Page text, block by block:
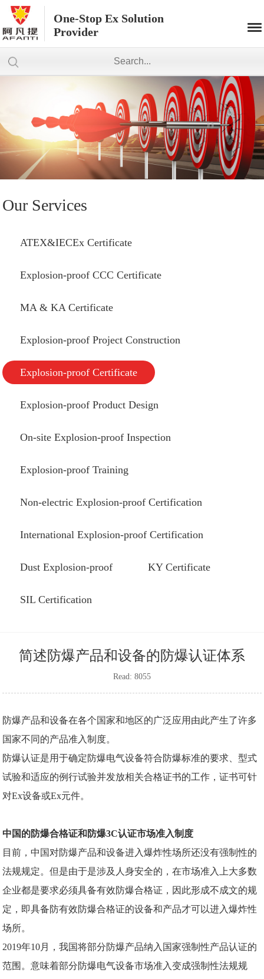
One-Stop Ex Solution
Provider
Our Services
ATEX&IECEx Certificate
Explosion-proof CCC Certificate
MA & KA Certificate
Explosion-proof Project Construction
Explosion-proof Certificate
Explosion-proof Product Design
On-site Explosion-proof Inspection
Explosion-proof Training
Non-electric Explosion-proof Certification
International Explosion-proof Certification
Dust Explosion-proof KY Certificate
SIL Certification
简述防爆产品和设备的防爆认证体系
Read: 8055
防爆产品和设备在各个国家和地区的广泛应用由此产生了许多
国家不同的产品准入制度。
防爆认证是用于确定防爆电气设备符合防爆标准的要求、型式
试验和适应的例行试验并发放相关合格证书的工作，证书可针
对Ex设备或Ex元件。
中国的防爆合格证和防爆3C认证市场准入制度
目前，中国对防爆产品和设备进入爆炸性场所还没有强制性的
法规规定。但是由于是涉及人身安全的，在市场准入上大多数
企业都是要求必须具备有效防爆合格证，因此形成不成文的规
定，即具备防有效防爆合格证的设备和产品才可以进入爆炸性
场所。
2019年10月，我国将部分防爆产品纳入国家强制性产品认证的
范围。意味着部分防爆电气设备市场准入变成强制性法规规